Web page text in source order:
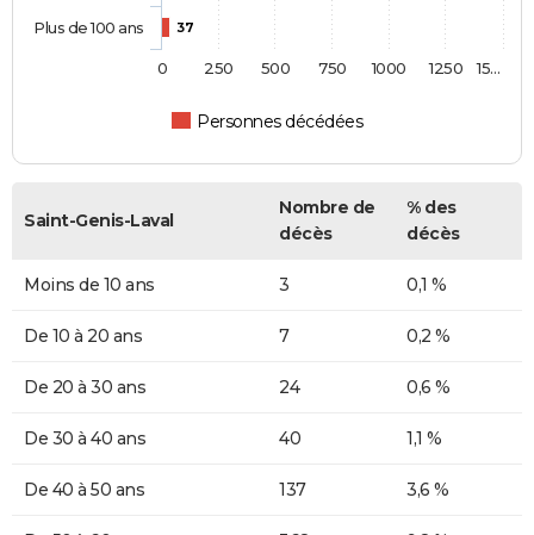
37
Personnes décédées
Plus de 100 ans
0 250 500 750 1000 1250 15…
Saint-Genis-Laval
Nombre de
décès
% des
décès
Moins de 10 ans 3 0,1 %
De 10 à 20 ans 7 0,2 %
De 20 à 30 ans 24 0,6 %
De 30 à 40 ans 40 1,1 %
De 40 à 50 ans 137 3,6 %